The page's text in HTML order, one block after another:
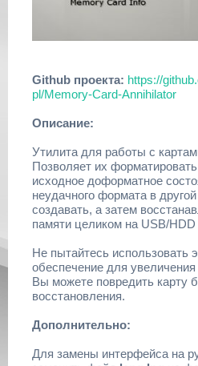
Github проекта: https://
pl/Memory-Card-Annihilator
Описание:
Утилита для работы с
Позволяет их
исходное доформатное
неудачного формата в
создавать, а затем
памяти целиком на USB/HDD
Не пытайтесь использовать
обеспечение для
Вы можете повредить карту
восстановления.
Дополнительно:
Для замены интерфейса на